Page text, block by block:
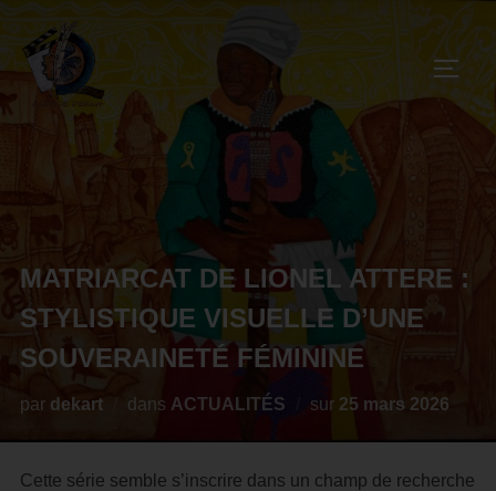
MATRIARCAT DE LIONEL ATTERE :
STYLISTIQUE VISUELLE D’UNE
SOUVERAINETÉ FÉMININE
par dekart dans ACTUALITÉS sur 25 mars 2026
Cette série semble s’inscrire dans un champ de recherche